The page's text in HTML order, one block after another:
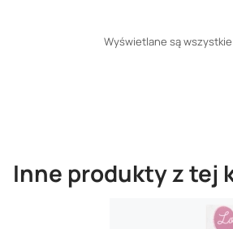
Wyświetlane są
Inne produkty z tej